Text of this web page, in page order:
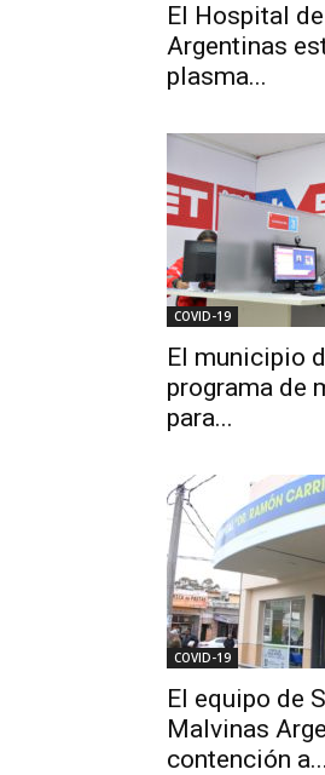
El Hospital
Argentinas
plasma...
COVID-19
El municipio
programa de
para...
COVID-19
El equipo de
Malvinas
contención a...